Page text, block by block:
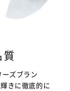
ズブラン
きに徹底的に